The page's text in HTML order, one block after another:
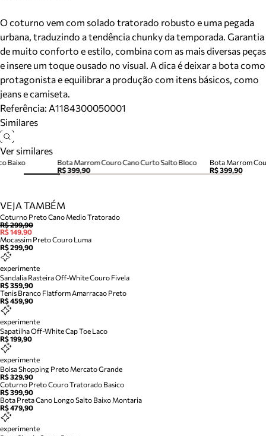
O coturno vem com solado tratorado robusto e uma pegada
urbana, traduzindo a tendência chunky da temporada. Garantia
de muito conforto e estilo, combina com as mais diversas peças
e insere um toque ousado no visual. A dica é deixar a bota como
protagonista e equilibrar a produção com itens básicos, como
jeans e camiseta.
Referência: A1184300050001
Similares
Ver similares
Bota Marrom Couro Cano Curto Salto Bloco
R$ 399,90
Bota Marrom
R$ 399,90
Baixo
VEJA TAMBÉM
Coturno Preto Cano Medio Tratorado
R$ 299,90
R$ 149,90
Mocassim Preto Couro Luma
R$ 299,90
experimente
Sandalia Rasteira Off-White Couro Fivela
R$ 359,90
Tenis Branco Flatform Amarracao Preto
R$ 459,90
experimente
Sapatilha Off-White Cap Toe Laco
R$ 199,90
experimente
Bolsa Shopping Preto Mercato Grande
R$ 329,90
Coturno Preto Couro Tratorado Basico
R$ 399,90
Bota Preta Cano Longo Salto Baixo Montaria
R$ 479,90
experimente